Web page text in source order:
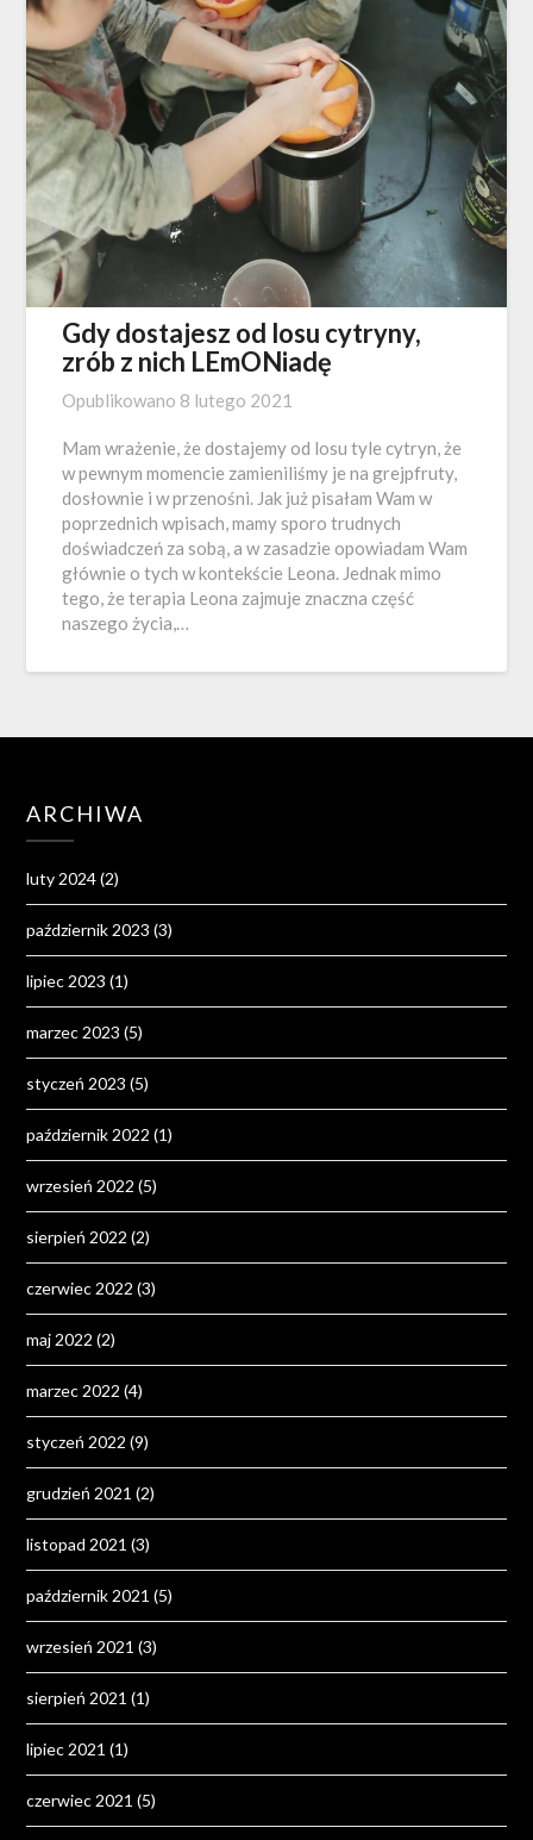
Gdy dostajesz od losu cytryny,
zrób z nich LEmONiadę
Opublikowano 8 lutego 2021
Mam wrażenie, że dostajemy od losu tyle cytryn, że
w pewnym momencie zamieniliśmy je na grejpfruty,
dosłownie i w przenośni. Jak już pisałam Wam w
poprzednich wpisach, mamy sporo trudnych
doświadczeń za sobą, a w zasadzie opowiadam Wam
głównie o tych w kontekście Leona. Jednak mimo
tego, że terapia Leona zajmuje znaczna część
naszego życia,…
ARCHIWA
luty 2024(2)
październik 2023 (3)
lipiec 2023 (1)
marzec 2023 (5)
styczeń 2023 (5)
październik 2022 (1)
wrzesień 2022 (5)
sierpień 2022 (2)
czerwiec 2022 (3)
maj 2022 (2)
marzec 2022 (4)
styczeń 2022 (9)
grudzień 2021 (2)
listopad 2021 (3)
październik 2021 (5)
wrzesień 2021 (3)
sierpień 2021 (1)
lipiec 2021 (1)
czerwiec 2021 (5)